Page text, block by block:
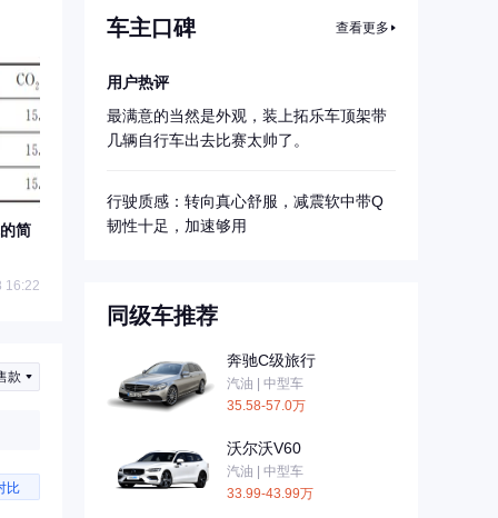
简
16:22
款
比
车主口碑 查看更多
用户热评
最满意的当然是外观，装上拓乐车顶架带
几辆自行车出去比赛太帅了。
行驶质感：转向真心舒服，减震软中带Q
韧性十足，加速够用
同级车推荐
奔驰C级旅行
汽油 | 中型车
35.58-57.0万
沃尔沃V60
汽油 | 中型车
33.99-43.99万